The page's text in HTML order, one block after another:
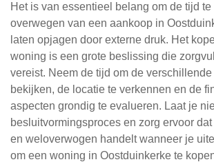
Het is van essentieel belang om de tijd
overwegen van een aankoop in
laten opjagen door externe druk. Het
woning is een grote beslissing die
vereist. Neem de tijd om de
bekijken, de locatie te verkennen en de
aspecten grondig te evalueren. Laat je
besluitvormingsproces en zorg ervoor
en weloverwogen handelt wanneer je
om een woning in Oostduinkerke te